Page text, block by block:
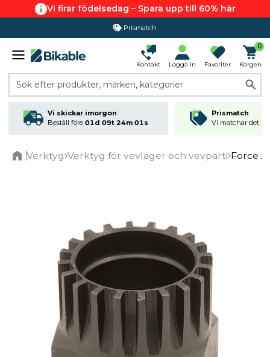
Vi firar födelsedag – Spara upp till 60% här
Prismatch
Kontakt Logga in Favoriter
0
Korgen
Sök efter produkter, märken, kategorier
Vi skickar imorgon
Beställ före 01d 09t 24m 00s
Prismatch
Vi matchar det
Verktyg Verktyg för vevlager och vevparti Force